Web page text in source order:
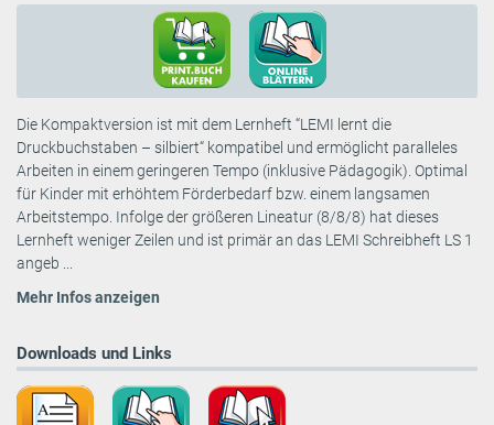
Die Kompaktversion ist mit dem Lernheft “LEMI lernt die
Druckbuchstaben – silbiert“ kompatibel und ermöglicht paralleles
Arbeiten in einem geringeren Tempo (inklusive Pädagogik). Optimal
für Kinder mit erhöhtem Förderbedarf bzw. einem langsamen
Arbeitstempo. Infolge der größeren Lineatur (8/8/8) hat dieses
Lernheft weniger Zeilen und ist primär an das LEMI Schreibheft LS 1
angeb ...
Mehr Infos anzeigen
Downloads und Links